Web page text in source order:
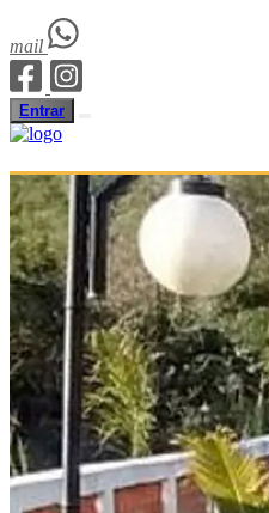
mail
Entrar